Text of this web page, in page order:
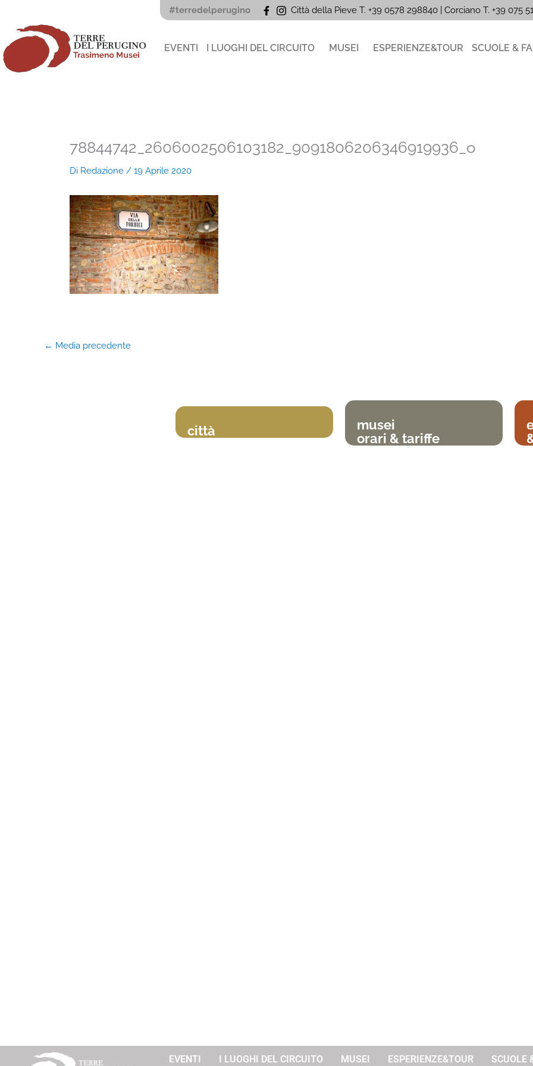
contenuto
#terredelperugino Città della Pieve T. +39 0578 298840 | Corciano T. +39 075
EVENTI I LUOGHI DEL CIRCUITO MUSEI ESPERIENZE&TOUR SCUOLE &
78844742_2606002506103182_9091806206346919936_o
Di Redazione / 19 Aprile 2020
← Media precedente
città
musei
orari & tariffe
EVENTI I LUOGHI DEL CIRCUITO MUSEI ESPERIENZE&TOUR SCUOLE